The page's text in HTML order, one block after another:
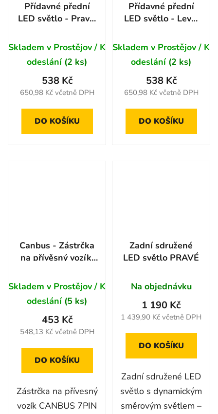
Přídavné přední
LED světlo - Pravé,
E9, R10, R148,
R150
Skladem v Prostějov / K
odeslání (2 ks)
650,98 Kč včetně DPH
538 Kč
DO KOŠÍKU
Přídavné přední
LED světlo - Levé,
E9, R10, R148,
R150
Skladem v Prostějov / K
odeslání (2 ks)
650,98 Kč včetně DPH
538 Kč
DO KOŠÍKU
Canbus - Zástrčka
na přívěsný vozík,
Skladem v Prostějov / K
odeslání (5 ks)
548,13 Kč včetně DPH
453 Kč
DO KOŠÍKU
Zástrčka na přívesný
vozík CANBUS 7PIN
Zadní sdružené
LED světlo PRAVÉ
Na objednávku
1 439,90 Kč včetně DPH
1 190 Kč
DO KOŠÍKU
Zadní sdružené LED
světlo s dynamickým
směrovým světlem –